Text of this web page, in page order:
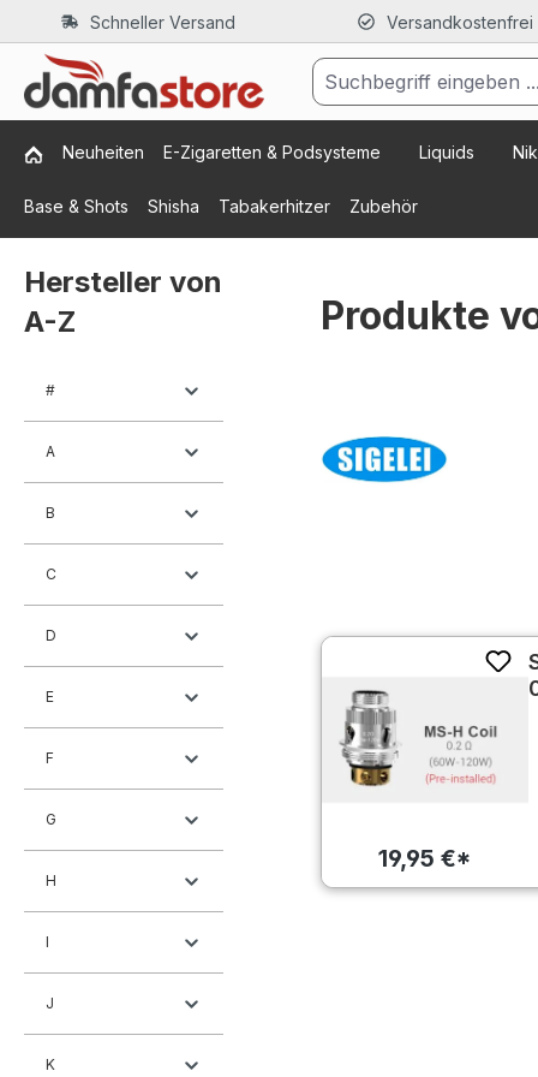
Hauptinhalt springen
Zur Suche springen
Zur Hauptnavigation springen
Schneller Versand
Neuheiten E-Zigaretten & Podsysteme Liquids
Base & Shots Shisha Tabakerhitzer Zubehör
Hersteller von
A-Z
#
A
B
C
D
E
F
G
H
I
J
K
Produkte
19,95 €*